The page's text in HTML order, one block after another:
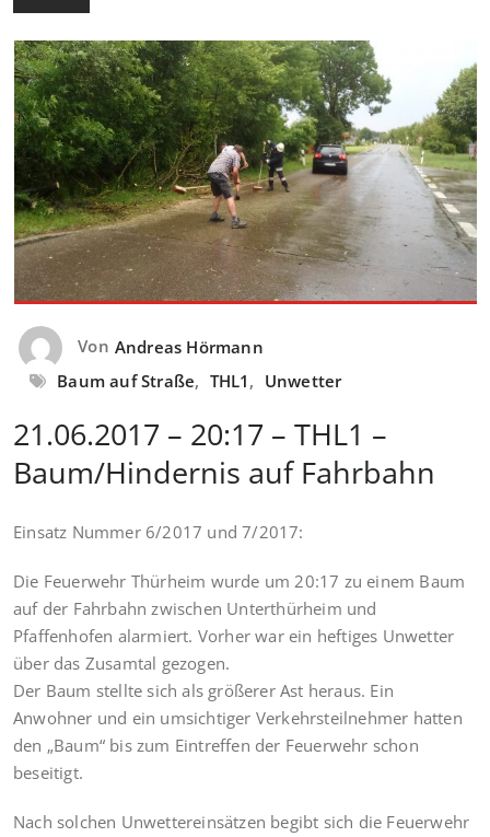
Von Andreas Hörmann
Baum auf Straße, THL1 , Unwetter
21.06.2017 – 20:17 – THL1 –
Baum/Hindernis auf Fahrbahn
Einsatz Nummer 6/2017 und 7/2017:
Die Feuerwehr Thürheim wurde um 20:17 zu einem Baum
auf der Fahrbahn zwischen Unterthürheim und
Pfaffenhofen alarmiert. Vorher war ein heftiges Unwetter
über das Zusamtal gezogen.
Der Baum stellte sich als größerer Ast heraus. Ein
Anwohner und ein umsichtiger Verkehrsteilnehmer hatten
den „Baum“ bis zum Eintreffen der Feuerwehr schon
beseitigt.
Nach solchen Unwettereinsätzen begibt sich die Feuerwehr